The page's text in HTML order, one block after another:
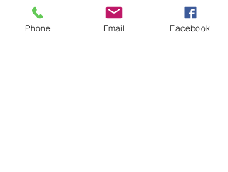
Semesterstängt:
Öppnar 5 augusti
Phone Email Facebook